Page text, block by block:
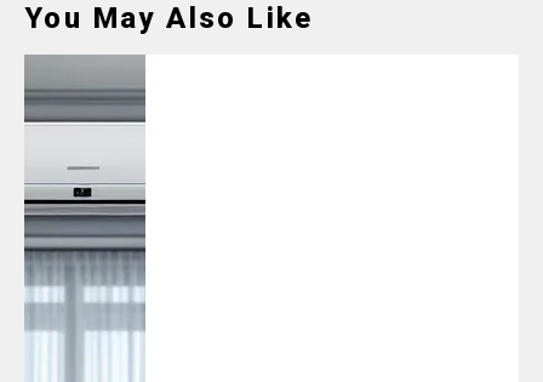
You May Also Like